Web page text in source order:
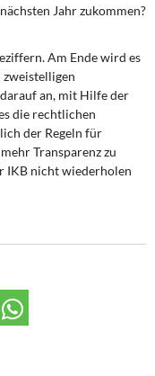
Jahr zukommen?
Am Ende wird es
an, mit Hilfe der
die rechtlichen
der Regeln für
Transparenz zu
IKB nicht wiederholen